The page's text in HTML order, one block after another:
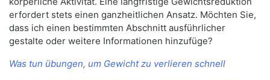
erfordert stets einen ganzheitlichen Ansatz. Möchten Sie,
dass ich einen bestimmten Abschnitt ausführlicher
gestalte oder weitere Informationen hinzufüge?
Was tun übungen, um Gewicht zu verlieren schnell